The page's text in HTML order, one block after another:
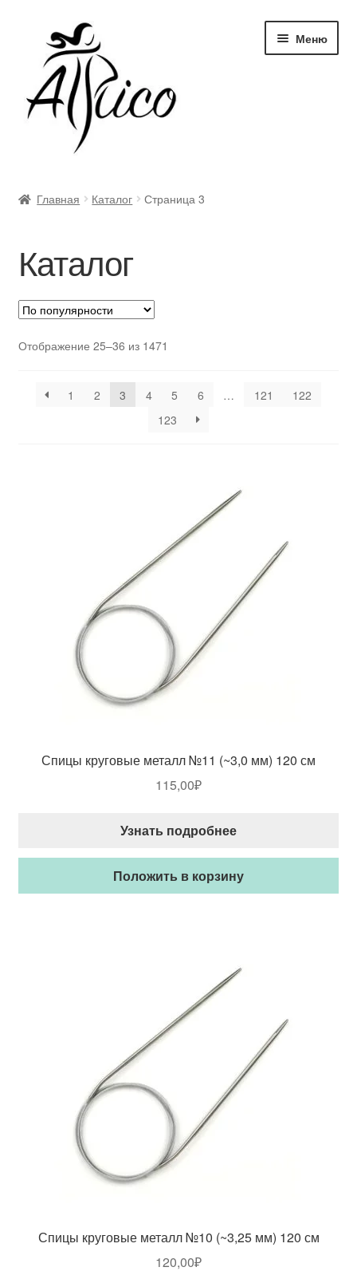
Перейти
навигации
Перейти
содержимому
Меню
Контакты
Корзина
Опт
Главная Каталог Страница 3
Каталог
Отображение 25–36 из 1471
1 2 3 4 5 6 … 121
122
123
Спицы круговые металл №11 (~3,0 мм) 120 см
115,00₽
Узнать подробнее
Положить в корзину
Спицы круговые металл №10 (~3,25 мм) 120 см
120,00₽